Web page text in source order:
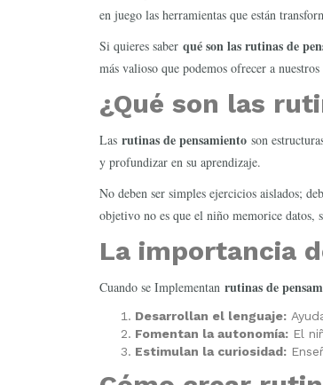
en juego las herramientas que están
Si quieres saber qué son las rutinas de
más valioso que podemos ofrecer a
¿Qué son las
Las rutinas de pensamiento son
y profundizar en su aprendizaje.
No deben ser simples ejercicios aislados;
objetivo no es que el niño memorice datos,
La importancia
Cuando se Implementan rutinas de
Desarrollan el lenguaje:
Fomentan la autonomía: El
Estimulan la curiosidad: